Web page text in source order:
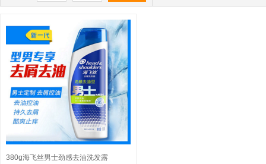
380g海飞丝男士劲感去油洗发露